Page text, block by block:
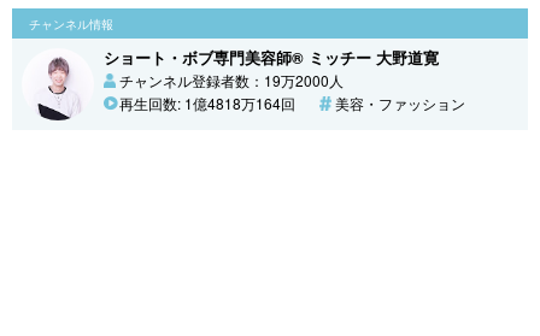
チャンネル情報
ショート・ボブ専門美容師®︎ ミッチー 大野道寛
チャンネル登録者数：19万2000人
再生回数: 1億4818万164回
美容・ファッション